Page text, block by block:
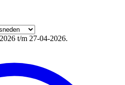
t/m 27-04-2026.